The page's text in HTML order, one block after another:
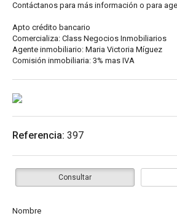
Contáctanos para más información o para
Apto crédito bancario
Comercializa: Class Negocios Inmobiliarios
Agente inmobiliario: Maria Victoria Míguez
Comisión inmobiliaria: 3% mas IVA
Referencia: 397
Consultar
Nombre